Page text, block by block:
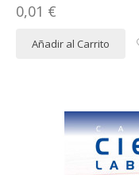
0,01 €
Añadir al Carrito